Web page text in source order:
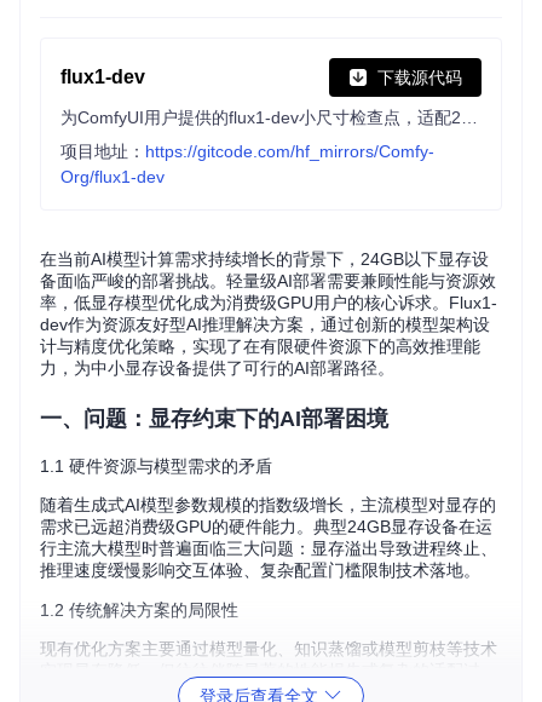
flux1-dev 下载源代码
项目地址： https://gitcode.com/hf_mirrors/Comfy-
Org/flux1-dev
在当前AI模型计算需求持续增长的背景下，24GB以下显存设
备面临严峻的部署挑战。轻量级AI部署需要兼顾性能与资源效
率，低显存模型优化成为消费级GPU用户的核心诉求。Flux1-
dev作为资源友好型AI推理解决方案，通过创新的模型架构设
计与精度优化策略，实现了在有限硬件资源下的高效推理能
力，为中小显存设备提供了可行的AI部署路径。
一、问题：显存约束下的AI部署困境
1.1 硬件资源与模型需求的矛盾
随着生成式AI模型参数规模的指数级增长，主流模型对显存的
需求已远超消费级GPU的硬件能力。典型24GB显存设备在运
行主流大模型时普遍面临三大问题：显存溢出导致进程终止、
推理速度缓慢影响交互体验、复杂配置门槛限制技术落地。
1.2 传统解决方案的局限性
现有优化方案主要通过模型量化、知识蒸馏或模型剪枝等技术
程。部分轻量级模型虽能运行，但在生成质量与推理效率间难
登录后查看全文